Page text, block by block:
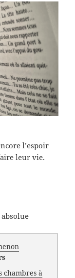
l’espoir
leur vie.
chambres à